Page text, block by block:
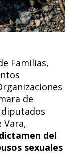
Familias,
de
Vara,
del
sexuales